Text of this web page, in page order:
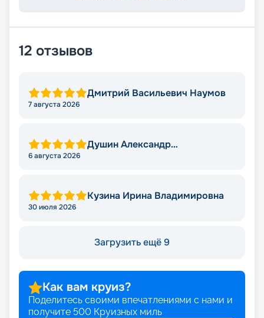
12 отзывов
Дмитрий Васильевич Наумов
7 августа 2026
Душин Александр
Александрович
6 августа 2026
Кузина Ирина Владимировна
30 июля 2026
Загрузить ещё 9
Как вам круиз?
Поделитесь своими впечатлениями с нами и
получите 500 Круизных миль